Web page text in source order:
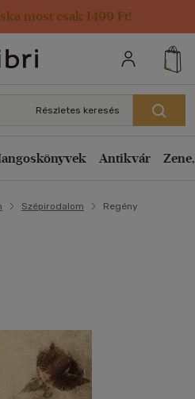
most csak 1499 Ft!
adatai
Részletes keresés
Antikvár
Szépirodalom Regény